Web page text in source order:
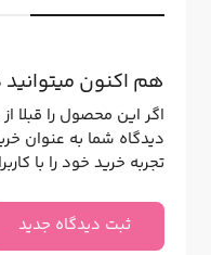
هم اکنون
اگر این محصول را قبلا
دیدگاه شما به عنوان
تجربه خرید خود را با
ثبت دیدگاه جدید